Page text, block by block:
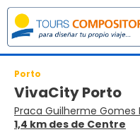
Porto
VivaCity Porto
Praca Guilherme Gomes
1,4 km des de Centre